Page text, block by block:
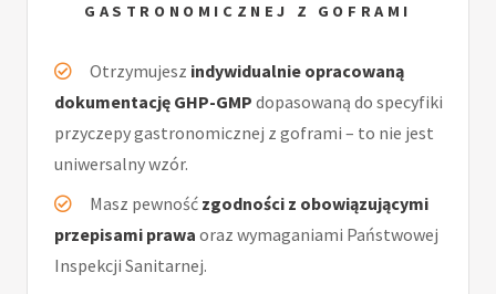
GASTRONOMICZNEJ Z GOFRAMI
Otrzymujesz indywidualnie opracowaną
dokumentację GHP-GMP dopasowaną do specyfiki
przyczepy gastronomicznej z goframi – to nie jest
uniwersalny wzór.
Masz pewność zgodności z obowiązującymi
przepisami prawa oraz wymaganiami Państwowej
Inspekcji Sanitarnej.